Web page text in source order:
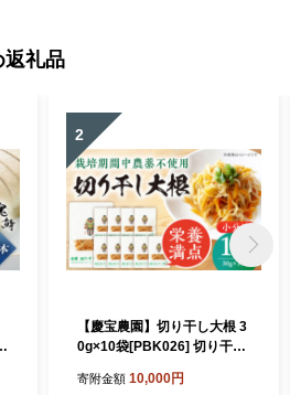
返礼品
2
【慶宝農園】切り干し大根 3
0g×10袋[PBK026] 切り干し
こん 小分け 野菜 乾物 乾燥
寄附金額 10,000円